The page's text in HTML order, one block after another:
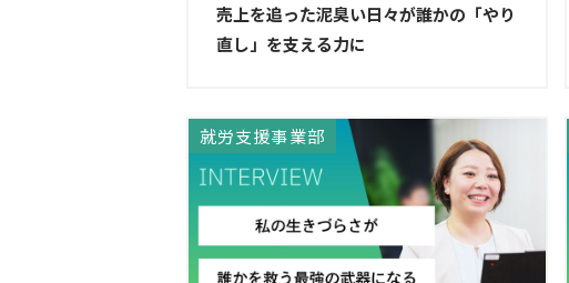
売上を追った泥臭い日々が誰かの「やり
直し」を支える力に
就労支援事業部